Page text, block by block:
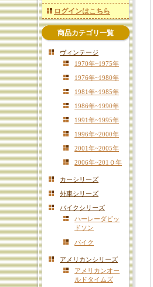
ログインはこちら
商品カテゴリ一覧
ヴィンテージ
1970年~1975年
1976年~1980年
1981年~1985年
1986年~1990年
1991年~1995年
1996年~2000年
2001年~2005年
2006年~201０年
カーシリーズ
外車シリーズ
バイクシリーズ
ハーレーダビッ
ドソン
バイク
アメリカンシリーズ
アメリカンオー
ルドタイムズ